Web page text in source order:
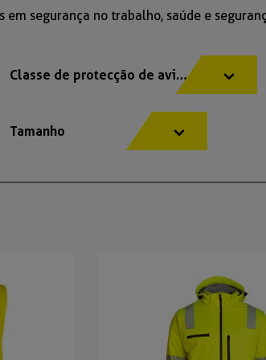
segurança no trabalho, saúde e
Classe de protecção de aviso
Tamanho